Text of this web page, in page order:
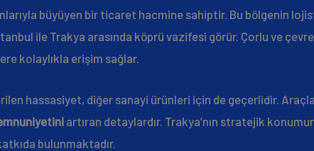
büyüyen bir ticaret hacmine sahiptir. Bu bölgenin
ile Trakya arasında köprü vazifesi görür. Çorlu ve
kolaylıkla erişim sağlar.
hassasiyet, diğer sanayi ürünleri için de geçerlidir.
artıran detaylardır. Trakya’nın stratejik
bulunmaktadır.